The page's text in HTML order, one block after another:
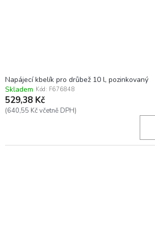
Napájecí kbelík pro drůbež 10 l, pozinkovaný
Skladem Kód: F676848
529,38 Kč
(640,55 Kč včetně DPH)